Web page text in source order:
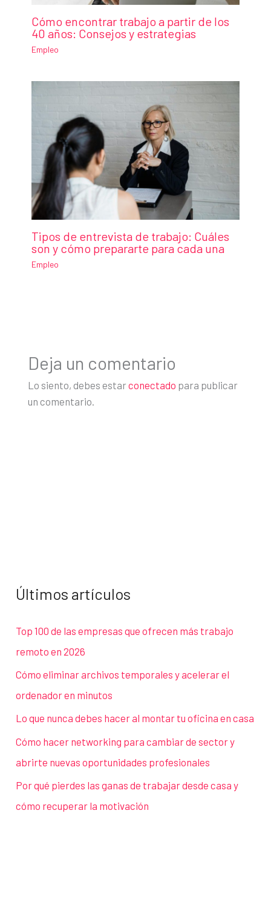
Cómo encontrar trabajo a partir de los
40 años: Consejos y estrategias
Empleo
Tipos de entrevista de trabajo: Cuáles
son y cómo prepararte para cada una
Empleo
Deja un comentario
Lo siento, debes estarconectado para publicar
un comentario.
Últimos artículos
Top 100 de las empresas que ofrecen más trabajo
remoto en 2026
Cómo eliminar archivos temporales y acelerar el
ordenador en minutos
Lo que nunca debes hacer al montar tu oficina en casa
Cómo hacer networking para cambiar de sector y
abrirte nuevas oportunidades profesionales
Por qué pierdes las ganas de trabajar desde casa y
cómo recuperar la motivación